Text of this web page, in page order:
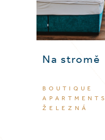
Na stromě
BOUTIQUE
APARTMENTS
ŽELEZNÁ